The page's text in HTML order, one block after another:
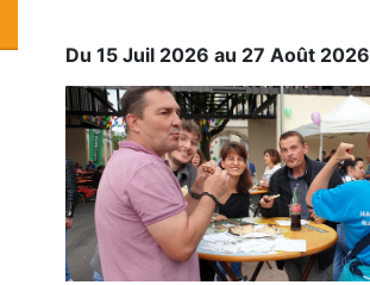
Du 15 Juil 2026 au 27 Août 2026